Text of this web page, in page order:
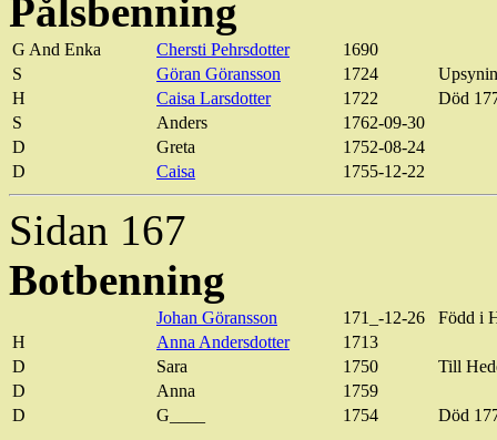
Pålsbenning
G And Enka Chersti Pehrsdotter
1690
S
Göran Göransson 1724
H
Caisa Larsdotter 1722
Död
S
Anders
1762-09-30
D
Greta
1752-08-24
D
Caisa 1755-12-22
Sidan 167
Botbenning
Johan Göransson 171_-12-26
Född i
H
Anna Andersdotter
1713
D
Sara 1750
Till
D
Anna
1759
D
G____ 1754 Död